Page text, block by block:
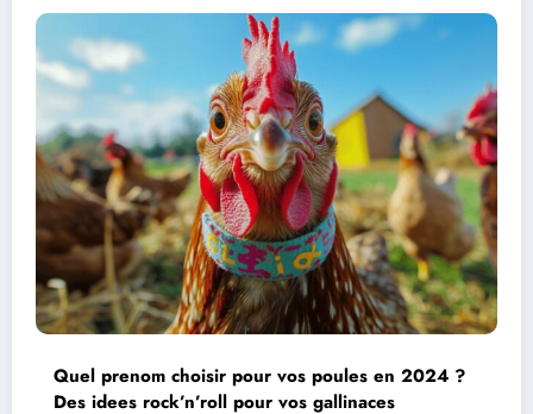
Quel prenom choisir pour vos poules en 2024 ?
Des idees rock’n’roll pour vos gallinaces